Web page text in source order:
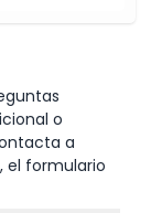
o
a
el formulario